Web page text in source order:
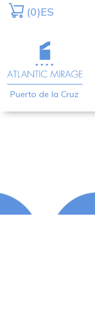
Skip
content
(0)ES
Puerto de la Cruz